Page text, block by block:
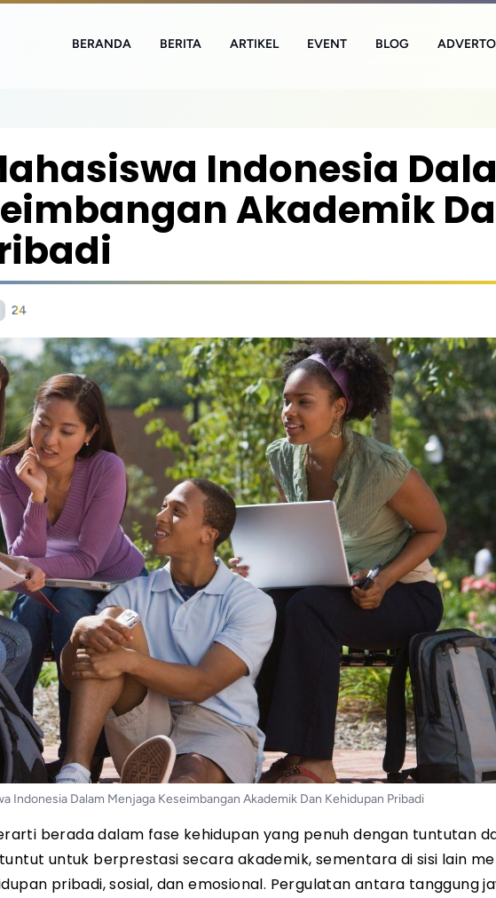
BERANDA BERITA ARTIKEL EVENT BLOG
Indonesia
Akademik
24
Indonesia Dalam Menjaga Keseimbangan Akademik Dan Kehidupan Pribadi
berada dalam fase kehidupan yang penuh dengan tuntutan
untuk berprestasi secara akademik, sementara di sisi lain
pribadi, sosial, dan emosional. Pergulatan antara tanggung